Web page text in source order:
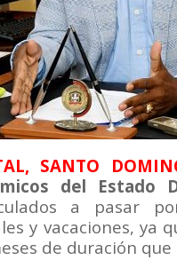
SANTO
del Estado
a pasar
y vacaciones, ya
de duración